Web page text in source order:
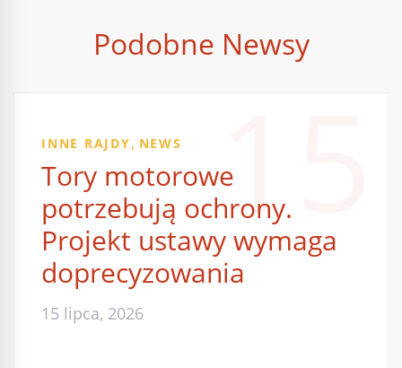
Podobne Newsy
15
INNE RAJDY, NEWS
Tory motorowe
potrzebują ochrony.
Projekt ustawy wymaga
doprecyzowania
15 lipca, 2026